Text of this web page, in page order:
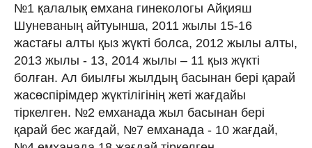
№1 қалалық емхана гинекологы Айқияш
Шуневаның айтуынша, 2011 жылы 15-16
жастағы алты қыз жүкті болса, 2012 жылы алты,
2013 жылы - 13, 2014 жылы – 11 қыз жүкті
болған. Ал биылғы жылдың басынан бері қарай
жасөспірімдер жүктілігінің жеті жағдайы
тіркелген. №2 емханада жыл басынан бері
қарай бес жағдай, №7 емханада - 10 жағдай,